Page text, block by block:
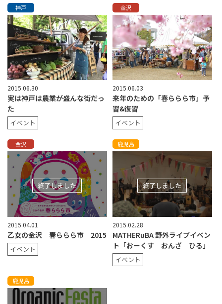
神戸
2015.06.30
実は神戸は農業が盛んな街だっ
た
イベント
金沢
2015.06.03
来年のための「春ららら市」予
習&復習
イベント
金沢
終了しました
2015.04.01
乙女の金沢 春ららら市 2015
イベント
鹿児島
終了しました
2015.02.28
MATHERuBA 野外ライブイベン
ト「おーくす おんざ ひる」
イベント
鹿児島